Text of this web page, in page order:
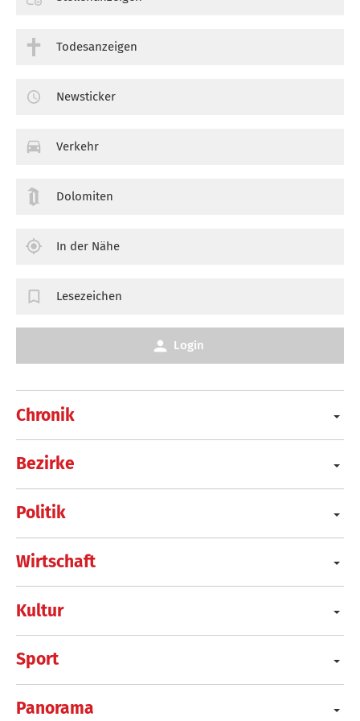
Chronik
Bezirke
Politik
Wirtschaft
Kultur
Sport
Panorama
Todesanzeigen
Newsticker
Verkehr
Dolomiten
In der Nähe
Lesezeichen
Login